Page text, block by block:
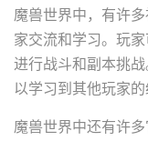
魔兽世界中，有许
家交流和学习。玩
进行战斗和副本挑
以学习到其他玩家
魔兽世界中还有许